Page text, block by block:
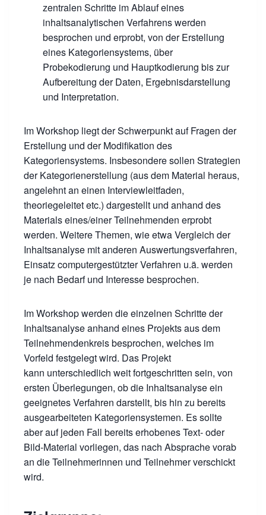
zentralen Schritte im Ablauf eines
inhaltsanalytischen Verfahrens werden
besprochen und erprobt, von der Erstellung
eines Kategoriensystems, über
Probekodierung und Hauptkodierung bis zur
Aufbereitung der Daten, Ergebnisdarstellung
und Interpretation.
Im Workshop liegt der Schwerpunkt auf Fragen der
Erstellung und der Modifikation des
Kategoriensystems. Insbesondere sollen Strategien
der Kategorienerstellung (aus dem Material heraus,
angelehnt an einen Interviewleitfaden,
theoriegeleitet etc.) dargestellt und anhand des
Materials eines/einer Teilnehmenden erprobt
werden. Weitere Themen, wie etwa Vergleich der
Inhaltsanalyse mit anderen Auswertungsverfahren,
Einsatz computergestützter Verfahren u.ä. werden
je nach Bedarf und Interesse besprochen.
Im Workshop werden die einzelnen Schritte der
Inhaltsanalyse anhand eines Projekts aus dem
Teilnehmendenkreis besprochen, welches im
Vorfeld festgelegt wird. Das Projekt
kann unterschiedlich weit fortgeschritten sein, von
ersten Überlegungen, ob die Inhaltsanalyse ein
geeignetes Verfahren darstellt, bis hin zu bereits
ausgearbeiteten Kategoriensystemen. Es sollte
aber auf jeden Fall bereits erhobenes Text- oder
Bild-Material vorliegen, das nach Absprache vorab
an die Teilnehmerinnen und Teilnehmer verschickt
wird.